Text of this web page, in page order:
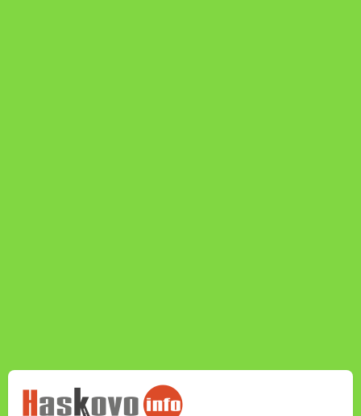
НОВИНИТЕ НА
HASKOVO.INFO